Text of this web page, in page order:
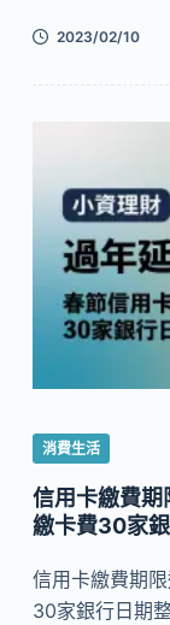
2023/02/10
消費生活
信用卡繳費期
繳卡費30家
信用卡繳費期
30家銀行日期